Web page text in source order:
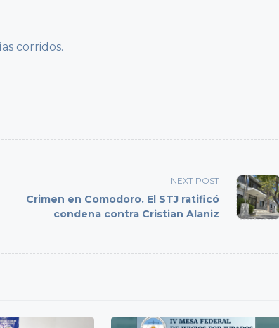
corridos.
NEXT POST
Crimen en Comodoro. El STJ ratificó
condena contra Cristian Alaniz